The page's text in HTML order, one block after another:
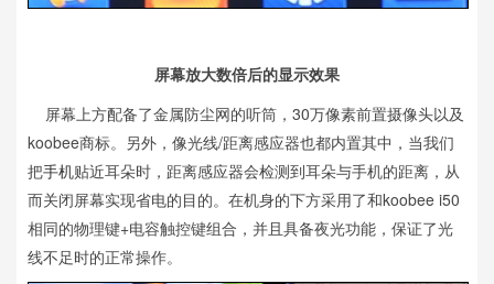
屏幕放大数倍后的显示效果
屏幕上方配备了金属防尘网的听筒，30万像素前置摄像头以及
koobee商标。另外，像光线/距离感应器也都内置其中，当我们
把手机贴近耳朵时，距离感应器会检测到耳朵与手机的距离，从
而关闭屏幕实现省电的目的。在机身的下方采用了和koobee i50
相同的物理键+电容触控键组合，并且具备夜光功能，保证了光
线不足时的正常操作。